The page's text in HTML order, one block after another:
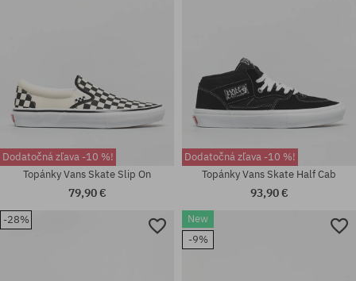
Dostupné veľkosti:
36; 36.5; 37; 38; 38.5; 39; 40;
Dostupné veľkosti:
38; 38.5; 41; 42; 42.5; 43; 44;
Dodatočná zľava -10 %!
Topánky Vans Skate Slip On
79,90 €
Dodatočná zľava -10 %!
Topánky Vans Skate Half Cab
93,90 €
-28%
New
-9%